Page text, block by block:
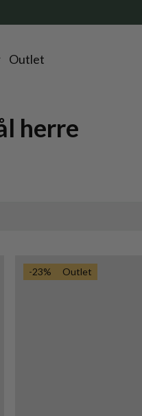
Outlet
herre
-23% Outlet